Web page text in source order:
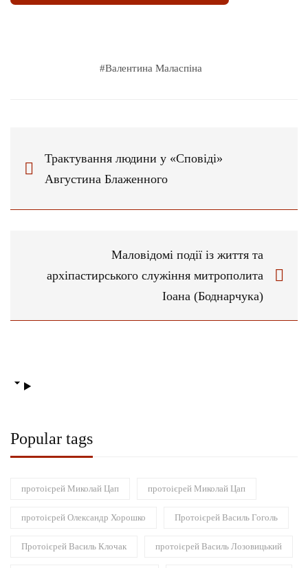
#Валентина Маласпіна
Трактування людини у «Сповіді»
Августина Блаженного
Маловідомі події із життя та
архіпастирського служіння митрополита
Іоана (Боднарчука)
Popular tags
протоієрей Миколай Цап протоієрей Миколай Цап
протоієрей Олександр Хорошко Протоієрей Василь Гоголь
Протоієрей Василь Клочак протоієрей Василь Лозовицький